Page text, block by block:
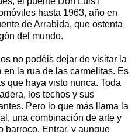
hasta 1963, año en
de Arrabida, que ostenta
del mundo.
no podéis dejar de visitar la
en la rua de las carmelitas. Es
que haya visto nunca. Toda
los techos y sus
Pero lo que más llama la
una combinación de arte y
barroco. Entrar, y aunque